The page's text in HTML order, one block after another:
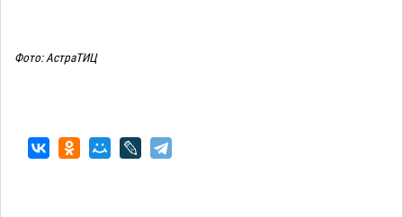
Фото: АстраТИЦ